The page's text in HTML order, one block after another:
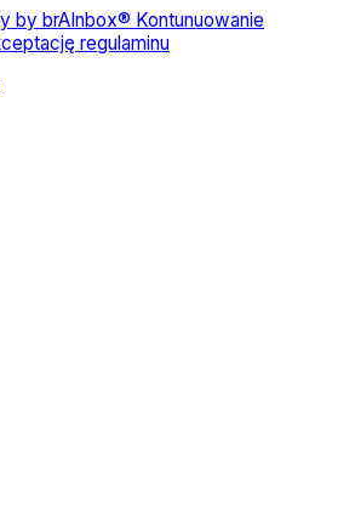
by brAInbox® Kontunuowanie
regulaminu